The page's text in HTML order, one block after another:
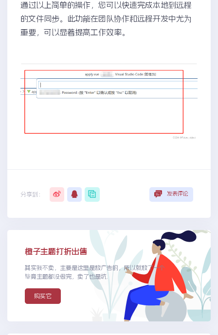
通过以上简单的操作，您可以快速完成本地到远程
的文件同步。此功能在团队协作和远程开发中尤为
重要，可以显著提高工作效率。
分享到： 发表评论
橙子主题打折出售
其实我不卖，主要是这里是放广告的，所以就放了一个
毕竟主题都没做完，卖了也是坑.
购买它